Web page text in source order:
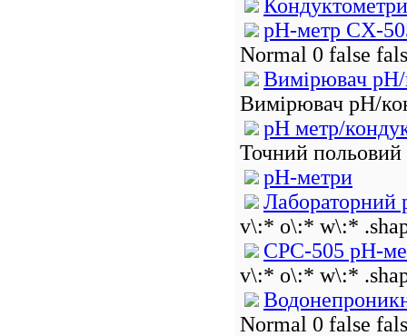
рН-метр CX-
Normal 0 false
Вимірювач
Вимірювач pH/
pH метр/
Точний польовий
pH-метри
Лабораторний
v\:* o\:* w\:*
СРС-505 рН-
v\:* o\:* w\:*
Normal 0 false